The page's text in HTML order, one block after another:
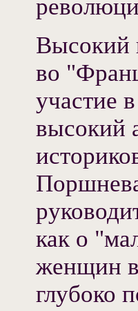
Высокий
во
участие
высокий
как о
женщин в
глубоко